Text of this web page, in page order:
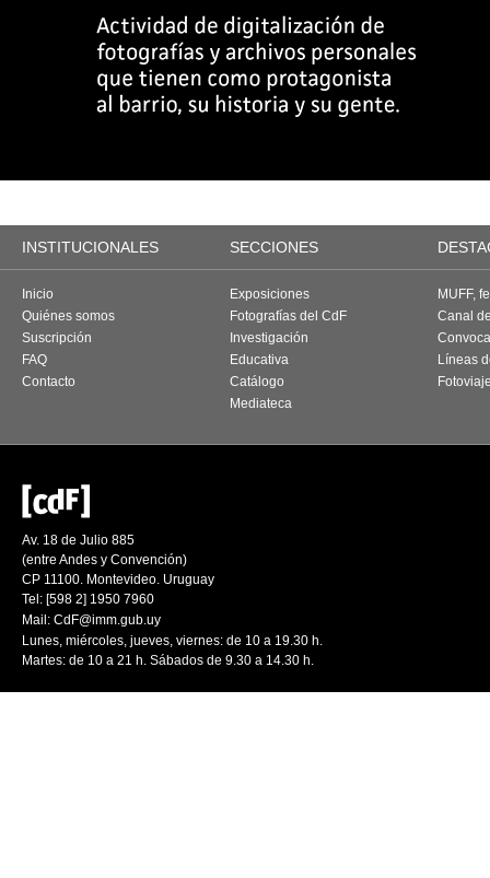
INSTITUCIONALES SECCIONES
Inicio
Quiénes somos
Suscripción
FAQ
Contacto
Exposiciones
Fotografías del CdF
Investigación
Educativa
Catálogo
Mediateca
MUFF,
Canal
Líneas
Av. 18 de Julio 885
(entre Andes y Convención)
CP 11100. Montevideo. Uruguay
Tel: [598 2] 1950 7960
Mail: CdF@imm.gub.uy
Lunes, miércoles, jueves, viernes: de 10 a 19.30 h.
Martes: de 10 a 21 h. Sábados de 9.30 a 14.30 h.